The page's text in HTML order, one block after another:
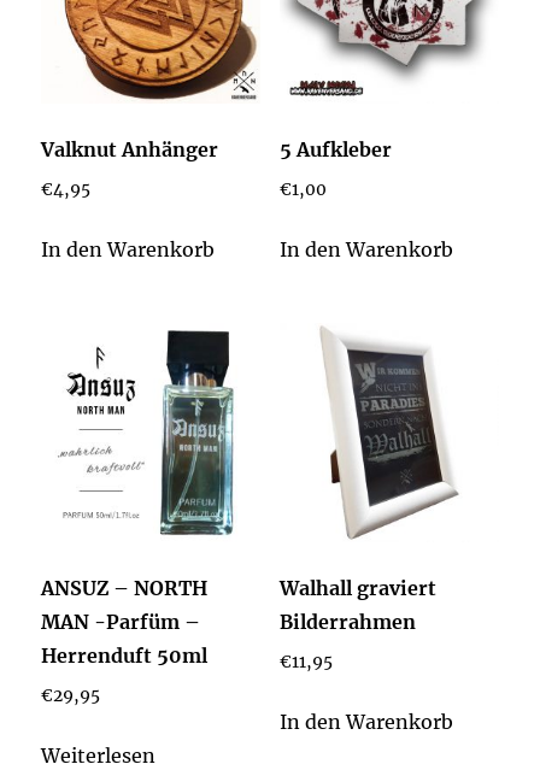
Valknut Anhänger
€4,95
In den Warenkorb
5 Aufkleber
€1,00
In den Warenkorb
ANSUZ – NORTH
MAN -Parfüm –
Herrenduft 50ml
€29,95
Weiterlesen
Walhall graviert
Bilderrahmen
€11,95
In den Warenkorb